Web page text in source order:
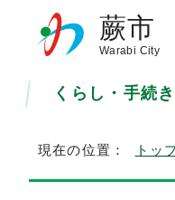
蕨市
Warabi City
くらし・手続き
現在の位置： トッ